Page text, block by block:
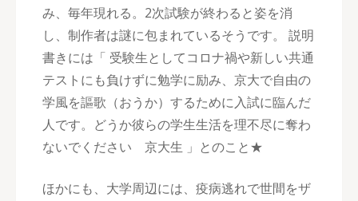
み、毎年現れる。2次試験が終わると姿を消
し、制作者は謎に包まれているそうです。 説明
書きには「 受験生としてコロナ禍や新しい共通
テストにも負けずに勉学に励み、京大で自由の
学風を謳歌（おうか）するために入試に臨んだ
人です。どうか彼らの学生生活を理不尽に奪わ
ないでください 京大生 」とのこと★
ほかにも、大学周辺には、疫病逃れで世間をザ